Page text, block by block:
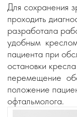
Для сохранения
проходить
разработала
удобным
пациента при
остановки
перемещение
положение
офтальмолога.